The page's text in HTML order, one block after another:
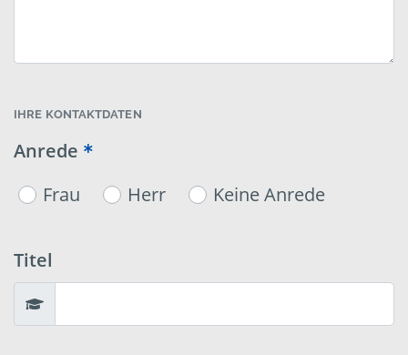
IHRE KONTAKTDATEN
Anrede
Frau
Herr Keine Anrede
Titel